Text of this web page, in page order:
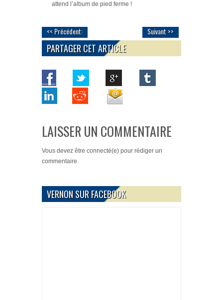
attend l’album de pied ferme !
<< Précédent: Suivant >>
PARTAGER CET ARTICLE
LAISSER UN COMMENTAIRE
Vous devez être connecté(e) pour rédiger un
commentaire.
VERNON SUR FACEBOOK